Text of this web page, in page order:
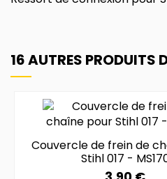
16 AUTRES PRODUITS
Couvercle de frein de
Stihl 017 -